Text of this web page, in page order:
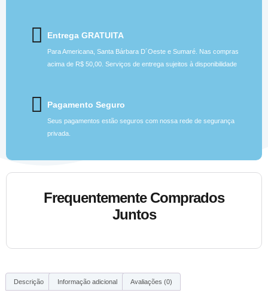
Entrega GRATUITA
Para Americana, Santa Bárbara D´Oeste e Sumaré. Nas compras
acima de R$ 50,00. Serviços de entrega sujeitos à disponibilidade
Pagamento Seguro
Seus pagamentos estão seguros com nossa rede de segurança
privada.
Frequentemente Comprados
Juntos
Descrição Informação adicional Avaliações (0)